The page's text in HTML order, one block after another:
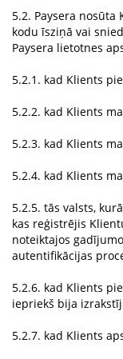
5.2. Paysera
kodu īsziņā vai
Paysera lietotnes
5.2.1. kad Klients
5.2.2. kad Klients
5.2.3. kad Klients
5.2.4. kad Klients
5.2.5. tās valsts,
kas reģistrējis
noteiktajos
autentifikācijas
5.2.6. kad Klients
iepriekš bija
5.2.7. kad Klients